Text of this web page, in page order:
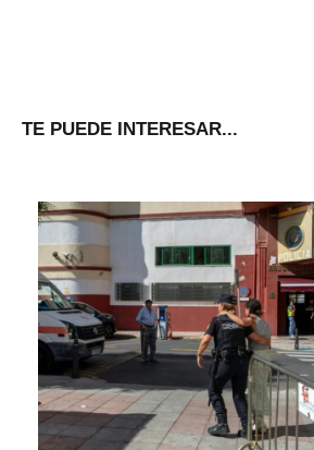
TE PUEDE INTERESAR...